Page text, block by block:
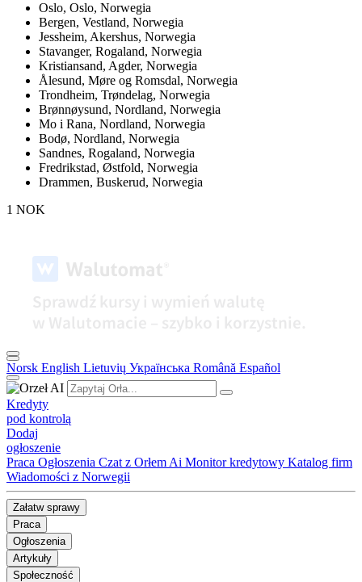
Oslo, Oslo, Norwegia
Bergen, Vestland, Norwegia
Jessheim, Akershus, Norwegia
Stavanger, Rogaland, Norwegia
Kristiansand, Agder, Norwegia
Ålesund, Møre og Romsdal, Norwegia
Trondheim, Trøndelag, Norwegia
Brønnøysund, Nordland, Norwegia
Mo i Rana, Nordland, Norwegia
Bodø, Nordland, Norwegia
Sandnes, Rogaland, Norwegia
Fredrikstad, Østfold, Norwegia
Drammen, Buskerud, Norwegia
1 NOK
Norsk English Lietuvių Українська Română Español
Kredyty
pod kontrolą
Dodaj
ogłoszenie
Praca Ogłoszenia Czat z Orłem Ai Monitor kredytowy Katalog firm
Wiadomości z Norwegii
Załatw sprawy
Praca
Ogłoszenia
Artykuły
Społeczność